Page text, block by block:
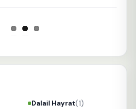
Dalail Hayrat(1)